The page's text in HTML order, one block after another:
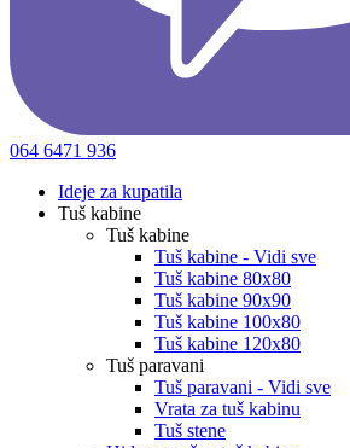
064 6471 936
Ideje za kupatila
Tuš kabine
Tuš kabine
Tuš kabine - Vidi sve
Tuš kabine 80x80
Tuš kabine 90x90
Tuš kabine 100x80
Tuš kabine 120x80
Tuš paravani
Tuš paravani - Vidi sve
Vrata za tuš kabinu
Tuš stene